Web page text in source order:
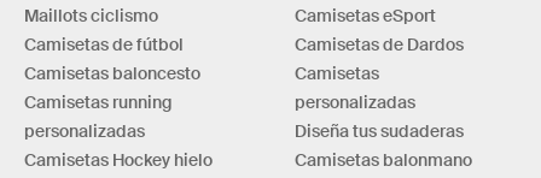
Maillots ciclismo
Camisetas de fútbol
Camisetas baloncesto
Camisetas running
personalizadas
Camisetas Hockey hielo
Camisetas eSport
Camisetas de Dardos
Camisetas
personalizadas
Diseña tus sudaderas
Camisetas balonmano